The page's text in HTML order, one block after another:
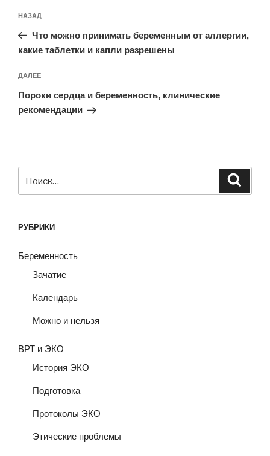
по
записям
Предыдущая
запись:
НАЗАД
Что можно принимать беременным от аллергии,
какие таблетки и капли разрешены
Следующая
запись
ДАЛЕЕ
Пороки сердца и беременность, клинические
рекомендации
РУБРИКИ
Беременность
Зачатие
Календарь
Можно и нельзя
ВРТ и ЭКО
История ЭКО
Подготовка
Протоколы ЭКО
Этические проблемы